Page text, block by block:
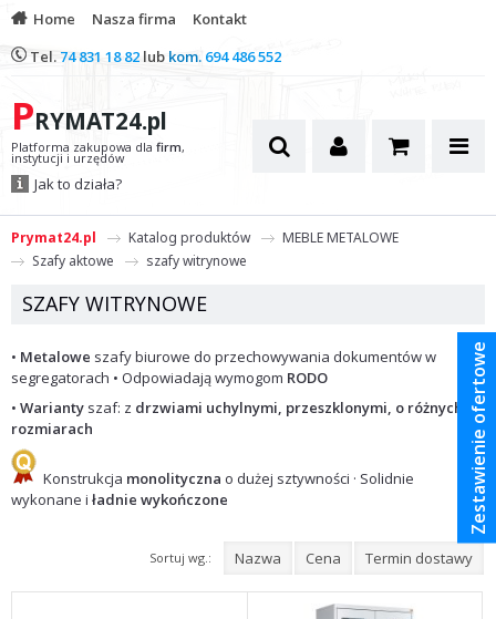
Zestawienie ofertowe
Home Nasza firma
Kontakt
Tel. 74 831 18 82 lub kom. 694 486 552
PRYMAT24.pl
Platforma zakupowa dla firm,
instytucji i urzędów
Jak to działa?
Prymat24.pl Katalog produktów
MEBLE METALOWE
Szafy aktowe
szafy witrynowe
SZAFY WITRYNOWE
• Metalowe szafy biurowe do przechowywania dokumentów w
segregatorach • Odpowiadają wymogom RODO
• Warianty szaf: z drzwiami uchylnymi, przeszklonymi, o różnych
rozmiarach
Konstrukcja monolityczna o dużej sztywności · Solidnie
wykonane i ładnie wykończone
Sortuj wg.: Nazwa Cena Termin dostawy